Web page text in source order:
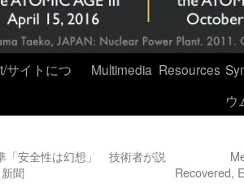
サイトにつ
Multimedia Resources
ウ
「安全性は幻想」 技術者が説
聞
Recovered,